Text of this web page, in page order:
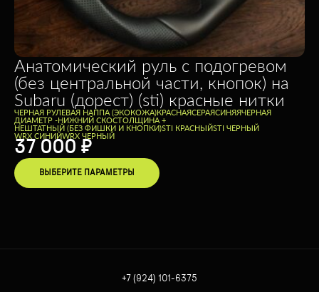
Анатомический руль с подогревом
(без центральной части, кнопок) на
Subaru (дорест) (sti) красные нитки
ЧЕРНАЯ РУЛЕВАЯ НАППА (ЭКОКОЖА)КРАСНАЯСЕРАЯСИНЯЯЧЕРНАЯ
ДИАМЕТР -НИЖНИЙ СКОСТОЛЩИНА +
НЕШТАТНЫЙ (БЕЗ ФИШКИ И КНОПКИ)STI КРАСНЫЙSTI ЧЕРНЫЙ
WRX СИНИЙWRX ЧЕРНЫЙ
37 000 ₽
ВЫБЕРИТЕ ПАРАМЕТРЫ
+7 (924) 101-6375